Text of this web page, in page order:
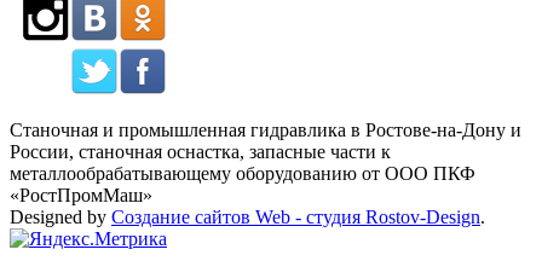
Станочная и промышленная гидравлика в Ростове-на-Дону и
России, станочная оснастка, запасные части к
металлообрабатывающему оборудованию от ООО ПКФ
«РостПромМаш»
Designed by Создание сайтов Web - студия Rostov-Design.